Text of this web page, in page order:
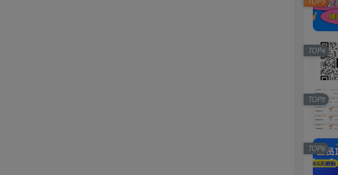
TOP4
TOP5
TOP6